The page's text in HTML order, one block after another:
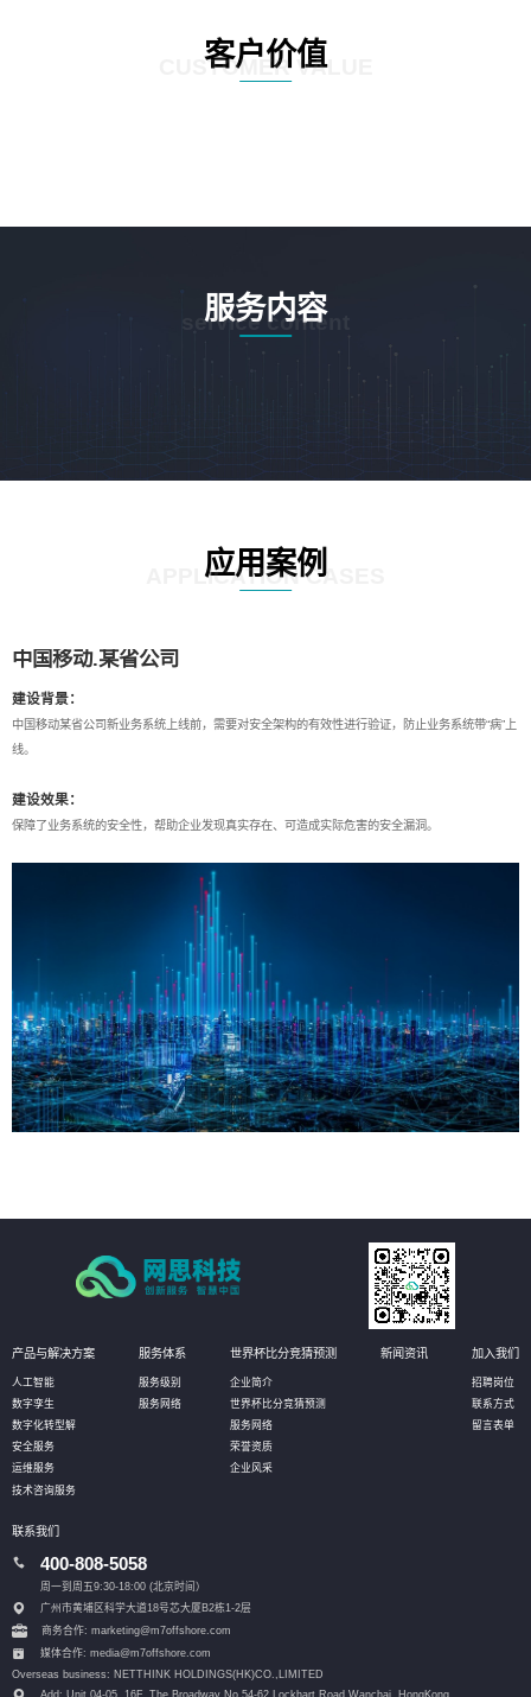
客户价值
CUSTOMER VALUE
服务内容
service content
应用案例
APPLICATION CASES
中国移动.某省公司
建设背景：
中国移动某省公司新业务系统上线前，需要对安全架构的有效性进行验证，防止业务系统带“病”上
线。
建设效果：
保障了业务系统的安全性，帮助企业发现真实存在、可造成实际危害的安全漏洞。
产品与解决方案
人工智能
数字孪生
数字化转型解
安全服务
运维服务
技术咨询服务
服务体系
服务级别
服务网络
世界杯比分竞猜预测
企业简介
世界杯比分竞猜预测
服务网络
荣誉资质
企业风采
新闻资讯 加入我们
招聘岗位
联系方式
留言表单
联系我们
400-808-5058
周一到周五9:30-18:00 (北京时间）
广州市黄埔区科学大道18号芯大厦B2栋1-2层
商务合作: marketing@m7offshore.com
媒体合作: media@m7offshore.com
Overseas business: NETTHINK HOLDINGS(HK)CO.,LIMITED